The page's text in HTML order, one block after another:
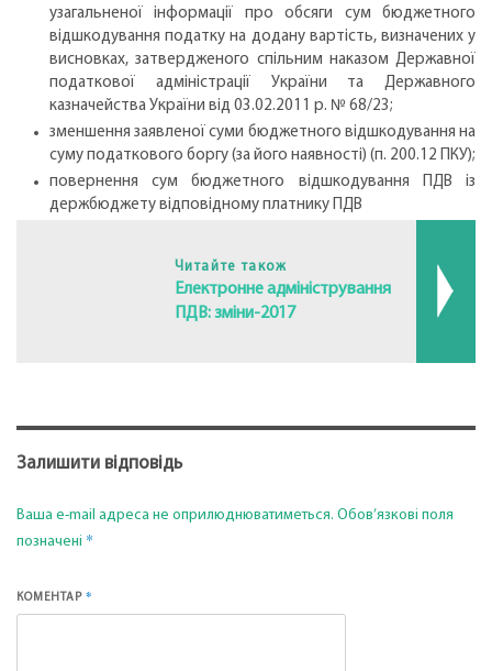
узагальненої інформації про обсяги сум бюджетного
відшкодування податку на додану вартість, визначених у
висновках, затвердженого спільним наказом Державної
податкової адміністрації України та Державного
казначейства України вiд 03.02.2011 р. № 68/23;
зменшення заявленої суми бюджетного відшкодування на
суму податкового боргу (за його наявності) (п. 200.12 ПКУ);
повернення сум бюджетного відшкодування ПДВ із
держбюджету відповідному платнику ПДВ
Читайте також
Електронне адміністрування
ПДВ: зміни-2017
Залишити відповідь
Ваша e-mail адреса не оприлюднюватиметься. Обов’язкові поля
позначені *
КОМЕНТАР *